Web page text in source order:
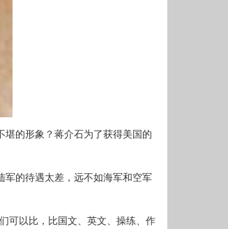
的形象？蒋介石为了获得美国的
的待遇太差，远不如海军和空军
可以比，比国文、英文、操练、作